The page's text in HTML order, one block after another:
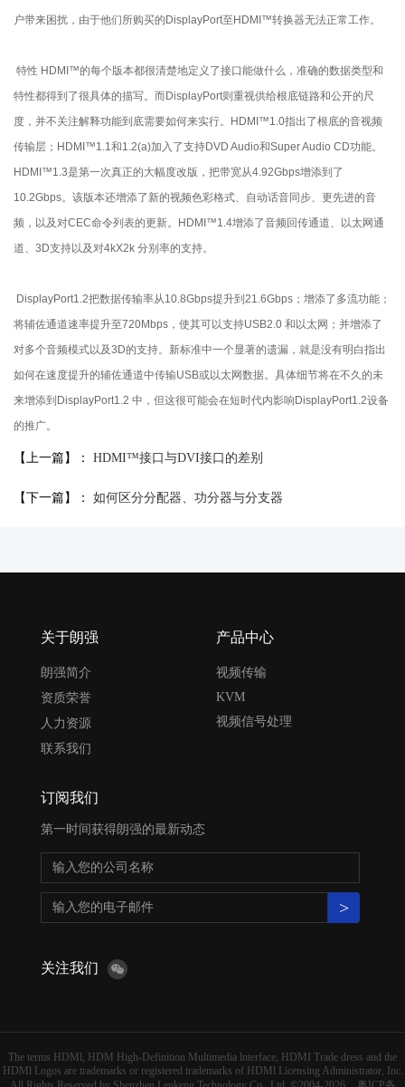
户带来困扰，由于他们所购买的DisplayPort至HDMI™转换器无法正常工作。
特性 HDMI™的每个版本都很清楚地定义了接口能做什么，准确的数据类型和
特性都得到了很具体的描写。而DisplayPort则重视供给根底链路和公开的尺
度，并不关注解释功能到底需要如何来实行。HDMI™1.0指出了根底的音视频
传输层；HDMI™1.1和1.2(a)加入了支持DVD Audio和Super Audio CD功能。
HDMI™1.3是第一次真正的大幅度改版，把带宽从4.92Gbps增添到了
10.2Gbps。该版本还增添了新的视频色彩格式、自动话音同步、更先进的音
频，以及对CEC命令列表的更新。HDMI™1.4增添了音频回传通道、以太网通
道、3D支持以及对4kX2k 分别率的支持。
DisplayPort1.2把数据传输率从10.8Gbps提升到21.6Gbps；增添了多流功能；
将辅佐通道速率提升至720Mbps，使其可以支持USB2.0 和以太网；并增添了
对多个音频模式以及3D的支持。新标准中一个显著的遗漏，就是没有明白指出
如何在速度提升的辅佐通道中传输USB或以太网数据。具体细节将在不久的未
来增添到DisplayPort1.2 中，但这很可能会在短时代内影响DisplayPort1.2设备
的推广。
【上一篇】： HDMI™接口与DVI接口的差别
【下一篇】： 如何区分分配器、功分器与分支器
关于朗强
朗强简介
资质荣誉
人力资源
联系我们
产品中心
视频传输
KVM
视频信号处理
订阅我们
第一时间获得朗强的最新动态
>
关注我们
The terms HDMl, HDM High-Definition Multimedia lnterface, HDMI Trade dress and the
HDMl Logos are trademarks or registered trademarks of HDMl Licensing Administrator, Inc.